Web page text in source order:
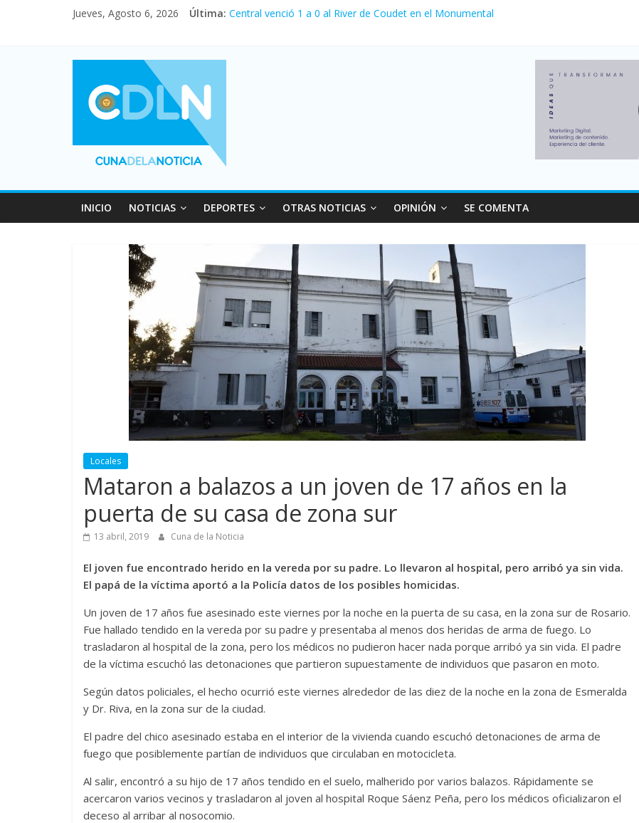
Jueves, Agosto 6, 2026 Última: Central venció 1 a 0 al River de Coudet en el Monumental
Vacaciones de invierno con más movimiento y consumo turístico: 4,6 millones de
Fuerte caída de la venta de autos usados en julio: bajó un 12,6% interanual
INICIO NOTICIAS DEPORTES OTRAS NOTICIAS OPINIÓN SE COMENTA
Locales
Mataron a balazos a un joven de 17 años en la
puerta de su casa de zona sur
13 abril, 2019 Cuna de la Noticia
El joven fue encontrado herido en la vereda por su padre. Lo llevaron al hospital, pero arribó ya sin vida.
El papá de la víctima aportó a la Policía datos de los posibles homicidas.
Un joven de 17 años fue asesinado este viernes por la noche en la puerta de su casa, en la zona sur de Rosario.
Fue hallado tendido en la vereda por su padre y presentaba al menos dos heridas de arma de fuego. Lo
trasladaron al hospital de la zona, pero los médicos no pudieron hacer nada porque arribó ya sin vida. El padre
de la víctima escuchó las detonaciones que partieron supuestamente de individuos que pasaron en moto.
Según datos policiales, el hecho ocurrió este viernes alrededor de las diez de la noche en la zona de Esmeralda
y Dr. Riva, en la zona sur de la ciudad.
El padre del chico asesinado estaba en el interior de la vivienda cuando escuchó detonaciones de arma de
fuego que posiblemente partían de individuos que circulaban en motocicleta.
Al salir, encontró a su hijo de 17 años tendido en el suelo, malherido por varios balazos. Rápidamente se
acercaron varios vecinos y trasladaron al joven al hospital Roque Sáenz Peña, pero los médicos oficializaron el
deceso al arribar al nosocomio.